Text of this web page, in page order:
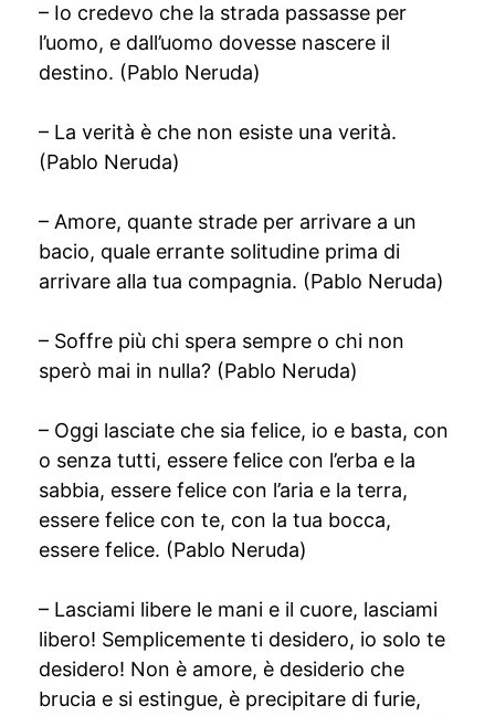
– Io credevo che la strada passasse per
l’uomo, e dall’uomo dovesse nascere il
destino. (Pablo Neruda)
– La verità è che non esiste una verità.
(Pablo Neruda)
– Amore, quante strade per arrivare a un
bacio, quale errante solitudine prima di
arrivare alla tua compagnia. (Pablo Neruda)
– Soffre più chi spera sempre o chi non
sperò mai in nulla? (Pablo Neruda)
– Oggi lasciate che sia felice, io e basta, con
o senza tutti, essere felice con l’erba e la
sabbia, essere felice con l’aria e la terra,
essere felice con te, con la tua bocca,
essere felice. (Pablo Neruda)
– Lasciami libere le mani e il cuore, lasciami
libero! Semplicemente ti desidero, io solo te
desidero! Non è amore, è desiderio che
brucia e si estingue, è precipitare di furie,